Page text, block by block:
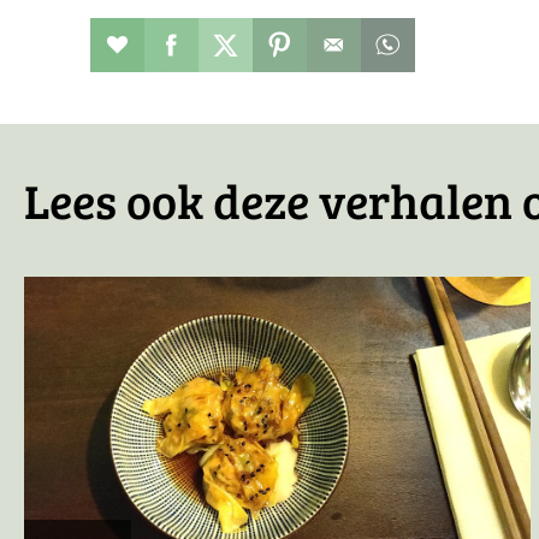
Restaurant toevoegen aan favorieten
Deel dit op facebook
Deel dit op twitter
Deel dit op pinterest
Lees ook deze